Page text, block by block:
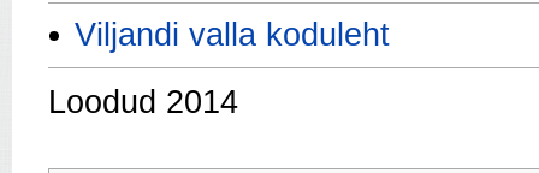
Viljandi valla koduleht
Loodud 2014